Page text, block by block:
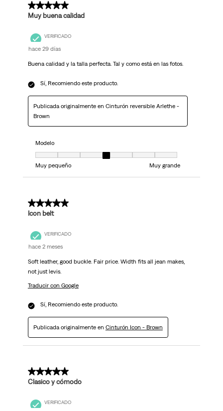
5 de 5 estrellas.
Muy buena calidad
VERIFICADO
hace 29 días
Buena calidad y la talla perfecta. Tal y como está en las fotos.
Sí, Recomiendo este producto.
Publicada originalmente en Cinturón reversible Arlethe -
Brown
Modelo
Modelo, 4 de 7, donde 1 es igual a Muy pequeño y 7 es igual a Muy
Muy pequeño
Muy grande
5 de 5 estrellas.
Icon belt
VERIFICADO
hace 2 meses
Soft leather, good buckle. Fair price. Width fits all jean makes,
not just levis.
Traducir con Google
Sí, Recomiendo este producto.
Publicada originalmente en Cinturón Icon - Brown
5 de 5 estrellas.
Clasico y cómodo
VERIFICADO